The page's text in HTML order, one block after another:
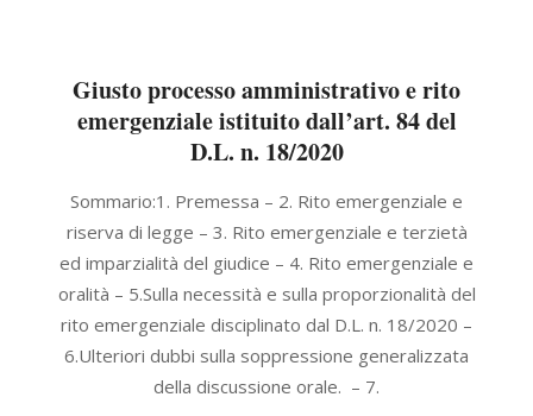
Giusto processo amministrativo e rito
emergenziale istituito dall’art. 84 del
D.L. n. 18/2020
04-
30
Sommario:1. Premessa – 2. Rito emergenziale e
riserva di legge – 3. Rito emergenziale e terzietà
ed imparzialità del giudice – 4. Rito emergenziale e
oralità – 5.Sulla necessità e sulla proporzionalità del
rito emergenziale disciplinato dal D.L. n. 18/2020 –
6.Ulteriori dubbi sulla soppressione generalizzata
della discussione orale. – 7.